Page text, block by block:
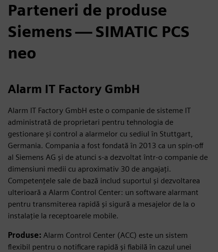
Parteneri de produse
Siemens — SIMATIC PCS
neo
Alarm IT Factory GmbH
Alarm IT Factory GmbH este o companie de sisteme IT
administrată de proprietari pentru tehnologia de
gestionare și control a alarmelor cu sediul în Stuttgart,
Germania. Compania a fost fondată în 2013 ca un spin-off
al Siemens AG și de atunci s-a dezvoltat într-o companie de
dimensiuni medii cu aproximativ 30 de angajați.
Competențele sale de bază includ suportul și dezvoltarea
ulterioară a Alarm Control Center: un software alarmant
pentru transmiterea rapidă și sigură a mesajelor de la o
instalație la receptoarele mobile.
Produse: Alarm Control Center (ACC) este un sistem
flexibil pentru o notificare rapidă și fiabilă în cazul unei